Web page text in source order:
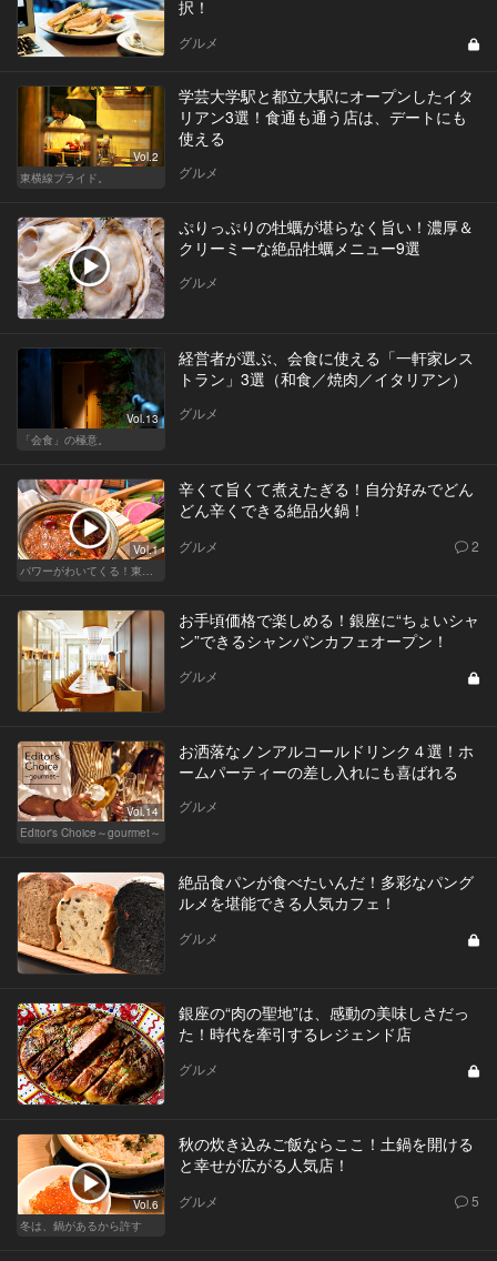
択！
グルメ
Vol.2
東横線プライド。
学芸大学駅と都立大駅にオープンしたイタ
リアン3選！食通も通う店は、デートにも
使える
グルメ
ぷりっぷりの牡蠣が堪らなく旨い！濃厚＆
クリーミーな絶品牡蠣メニュー9選
グルメ
Vol.13
「会食」の極意。
経営者が選ぶ、会食に使える「一軒家レス
トラン」3選（和食／焼肉／イタリアン）
グルメ
Vol.1
パワーがわいてくる！東京のおすすめ火鍋
辛くて旨くて煮えたぎる！自分好みでどん
どん辛くできる絶品火鍋！
グルメ 2
お手頃価格で楽しめる！銀座に“ちょいシャ
ン”できるシャンパンカフェオープン！
グルメ
Vol.14
Editor's Choice～gourmet～
お洒落なノンアルコールドリンク４選！ホ
ームパーティーの差し入れにも喜ばれる
グルメ
絶品食パンが食べたいんだ！多彩なパング
ルメを堪能できる人気カフェ！
グルメ
銀座の“肉の聖地”は、感動の美味しさだっ
た！時代を牽引するレジェンド店
グルメ
Vol.6
冬は、鍋があるから許す
秋の炊き込みご飯ならここ！土鍋を開ける
と幸せが広がる人気店！
グルメ 5